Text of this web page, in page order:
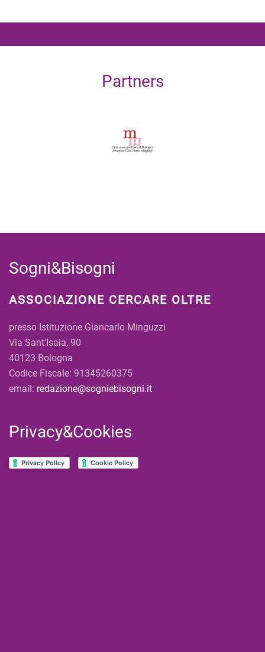
Partners
Sogni&Bisogni
ASSOCIAZIONE CERCARE OLTRE
presso Istituzione Giancarlo Minguzzi
Via Sant'Isaia, 90
40123 Bologna
Codice Fiscale: 91345260375
email: redazione@sogniebisogni.it
Privacy&Cookies